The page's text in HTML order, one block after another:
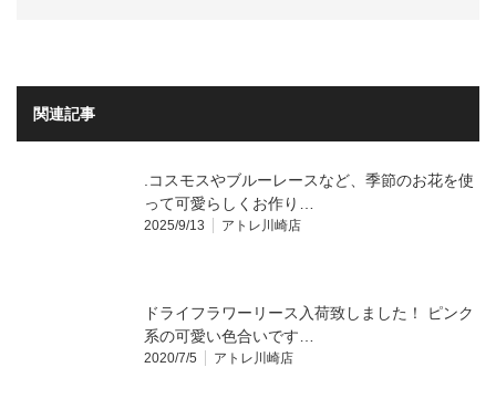
関連記事
.コスモスやブルーレースなど、季節のお花を使
って可愛らしくお作り…
2025/9/13 アトレ川崎店
ドライフラワーリース入荷致しました！ ピンク
系の可愛い色合いです…
2020/7/5 アトレ川崎店